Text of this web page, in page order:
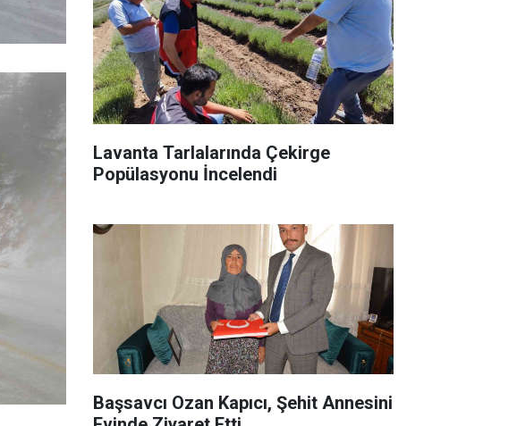
Lavanta Tarlalarında Çekirge
Popülasyonu İncelendi
Başsavcı Ozan Kapıcı, Şehit Annesini